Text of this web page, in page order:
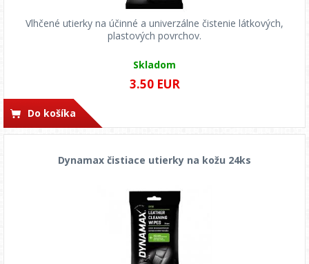
Vlhčené utierky na účinné a univerzálne čistenie látkových,
plastových povrchov.
Skladom
3.50 EUR
Do košíka
Dynamax čistiace utierky na kožu 24ks